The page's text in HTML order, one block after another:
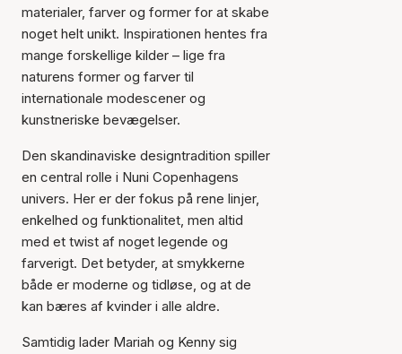
materialer, farver og former for at skabe
noget helt unikt. Inspirationen hentes fra
mange forskellige kilder – lige fra
naturens former og farver til
internationale modescener og
kunstneriske bevægelser.
Den skandinaviske designtradition spiller
en central rolle i Nuni Copenhagens
univers. Her er der fokus på rene linjer,
enkelhed og funktionalitet, men altid
med et twist af noget legende og
farverigt. Det betyder, at smykkerne
både er moderne og tidløse, og at de
kan bæres af kvinder i alle aldre.
Samtidig lader Mariah og Kenny sig